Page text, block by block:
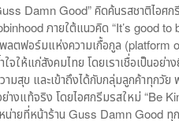
Damn Good” คิดค้นรสชาติไอศก
ภายใต้แนวคิด “It’s good to
ลตฟอร์มแห่งความเกื้อกูล (platform
จให้แก่สังคมไทย โดยเราเชื่อเป็นอย่
ามสุข และเข้าถึงได้กับกลุ่มลูกค้าทุกวั
างแท้จริง โดยไอศกรีมรสใหม่ “Be
น่ายที่หน้าร้าน Guss Damn Good ทุก